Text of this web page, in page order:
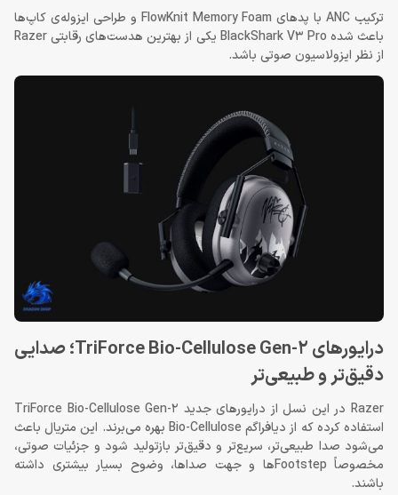
ترکیب ANC با پدهای FlowKnit Memory Foam و طراحی ایزوله‌ی کاپ‌ها
باعث شده BlackShark V3 Pro یکی از بهترین هدست‌های رقابتی Razer
از نظر ایزولاسیون صوتی باشد.
درایورهای TriForce Bio-Cellulose Gen-2؛ صدایی
دقیق‌تر و طبیعی‌تر
Razer در این نسل از درایورهای جدید TriForce Bio-Cellulose Gen-2
استفاده کرده که از دیافراگم Bio-Cellulose بهره می‌برند. این متریال باعث
می‌شود صدا طبیعی‌تر، سریع‌تر و دقیق‌تر بازتولید شود و جزئیات صوتی،
مخصوصاً Footstepها و جهت صداها، وضوح بسیار بیشتری داشته
باشند.